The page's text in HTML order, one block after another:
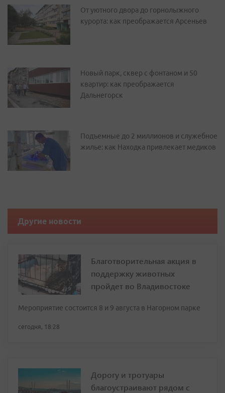
От уютного двора до горнолыжного
курорта: как преображается Арсеньев
Новый парк, сквер с фонтаном и 50
квартир: как преображается
Дальнегорск
Подъемные до 2 миллионов и служебное
жилье: как Находка привлекает медиков
Другие новости
Благотворительная акция в
поддержку животных
пройдет во Владивостоке
Мероприятие состоится 8 и 9 августа в Нагорном парке
сегодня, 18:28
Дорогу и тротуары
благоустраивают рядом с